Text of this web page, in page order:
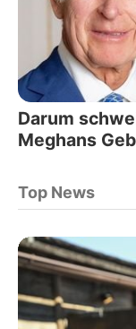
Darum
Meghans
Top News